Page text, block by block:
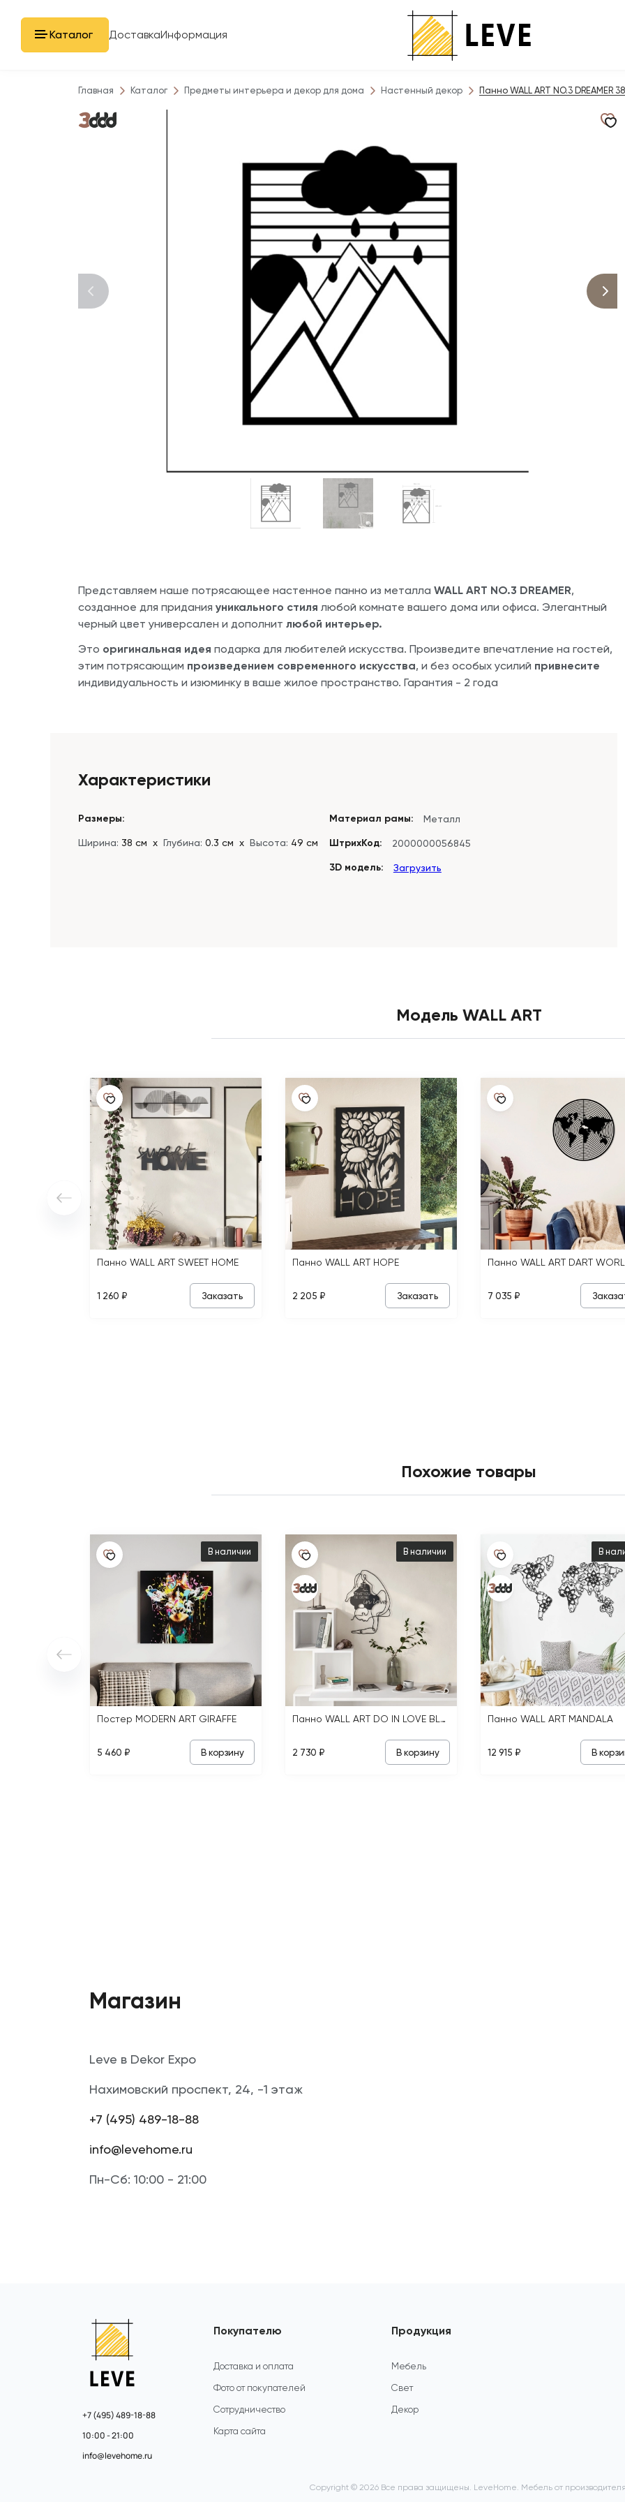
Каталог ДоставкаИнформация
Главная Каталог Предметы интерьера и декор для дома Настенный декор Панно WALL ART NO.3 DREAMER
Представляем наше потрясающее настенное панно из металла WALL ART NO.3 DREAMER,
созданное для придания уникального стиля любой комнате вашего дома или офиса. Элегантный
черный цвет универсален и дополнит любой интерьер.
Это оригинальная идея подарка для любителей искусства. Произведите впечатление на гостей,
этим потрясающим произведением современного искусства, и без особых усилий привнесите
индивидуальность и изюминку в ваше жилое пространство. Гарантия - 2 года
Характеристики
Размеры:
Ширина: 38 см х Глубина: 0.3 см х Высота: 49 см
Материал рамы: Металл
ШтрихКод: 2000000056845
3D модель: Загрузить
Модель WALL ART
Панно WALL ART SWEET HOME
1 260 ₽ Заказать
Панно WALL ART HOPE
2 205 ₽ Заказать
Панно WALL ART DART
7 035 ₽
Похожие товары
В наличии
Постер MODERN ART GIRAFFE
5 460 ₽ В корзину
В наличии
Панно WALL ART DO IN LOVE BLACK
2 730 ₽ В корзину
В
Панно WALL ART MANDALA
12 915 ₽ В
Магазин
Leve в Dekor Expo
Нахимовский проспект, 24, -1 этаж
+7 (495) 489-18-88
info@levehome.ru
Пн-Сб: 10:00 - 21:00
+7 (495) 489-18-88
10:00 - 21:00
info@levehome.ru
Покупателю
Доставка и оплата
Фото от покупателей
Сотрудничество
Карта сайта
Продукция
Мебель
Свет
Декор
Copyright © 2026 Все права защищены. LeveHome. Мебель от